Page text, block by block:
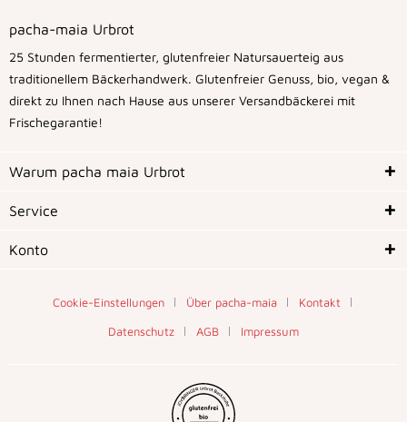
pacha-maia Urbrot
25 Stunden fermentierter, glutenfreier Natursauerteig aus
traditionellem Bäckerhandwerk. Glutenfreier Genuss, bio, vegan &
direkt zu Ihnen nach Hause aus unserer Versandbäckerei mit
Frischegarantie!
Warum pacha maia Urbrot
Service
Konto
Cookie-Einstellungen Über pacha-maia
Kontakt
Datenschutz
AGB Impressum